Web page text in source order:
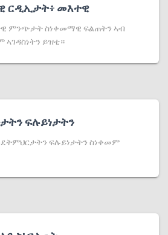
ርዲኢታት፥ መእተዊ
ምንጭታት ስነቀመማዊ ፍልጠትን ኣብ
ይዝቲ።
ፍሉይነታትን
ፍሉይነታትን ስነቀመም